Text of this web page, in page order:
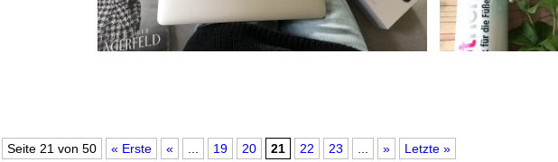
Whitesensation – Weiße Zähne
Seite 21 von 50 « Erste « 19 20 21 22 23 » Letzte »